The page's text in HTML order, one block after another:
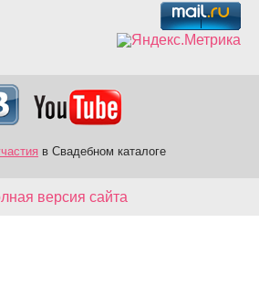
в Свадебном каталоге
версия сайта